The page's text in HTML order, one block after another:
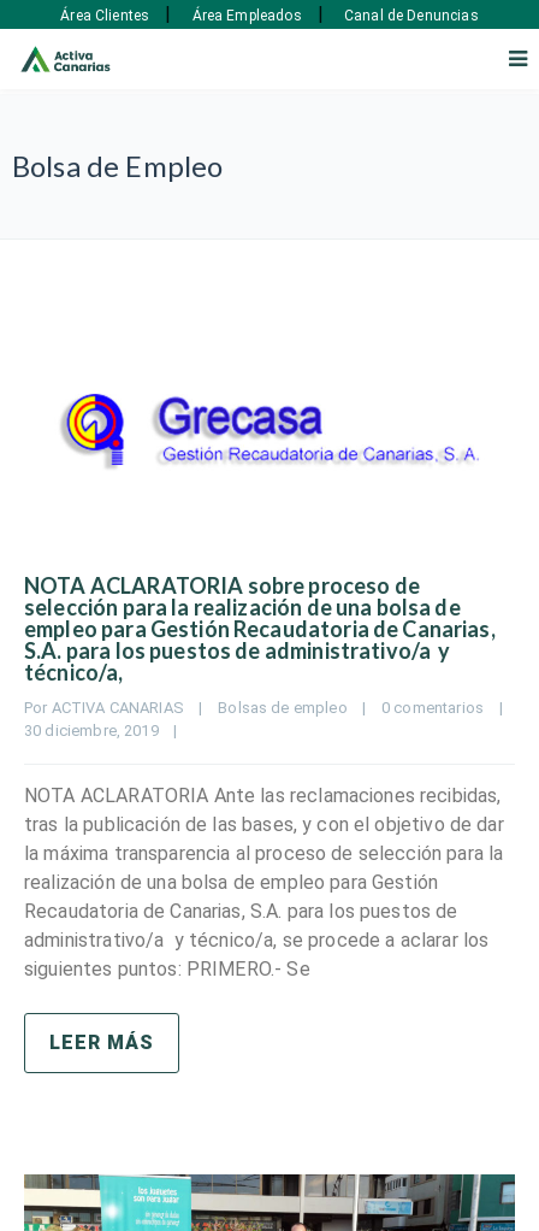
Bolsa de Empleo
NOTA ACLARATORIA sobre proceso de
selección para la realización de una bolsa de
empleo para Gestión Recaudatoria de Canarias,
S.A. para los puestos de administrativo/a y
técnico/a,
Por ACTIVA CANARIAS | Bolsas de empleo | 0 comentarios
|
30 diciembre, 2019 |
NOTA ACLARATORIA Ante las reclamaciones recibidas,
tras la publicación de las bases, y con el objetivo de dar
la máxima transparencia al proceso de selección para la
realización de una bolsa de empleo para Gestión
Recaudatoria de Canarias, S.A. para los puestos de
administrativo/a y técnico/a, se procede a aclarar los
siguientes puntos: PRIMERO.- Se
LEER MÁS
Área Clientes | Área Empleados | Canal de Denuncias